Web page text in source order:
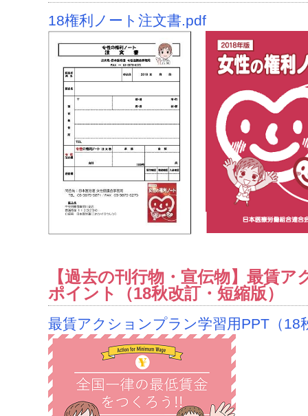
18権利ノート注文書.pdf
【過去の刊行物・宣伝物】最賃
ポイント（18秋改訂・短縮版）
最賃アクションプラン学習用PPT（18